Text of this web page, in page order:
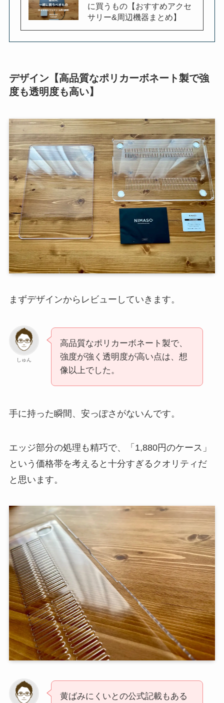
に買うもの【おすすめアクセ
サリー&周辺機器まとめ】
デザイン【高品質なポリカーボネート製で強
度も透明度も高い】
まずデザインからレビューしていきます。
しゅん
高品質なポリカーボネート製で、
強度が強く透明度が高い点は、想
像以上でした。
手に持った瞬間、安っぽさがないんです。
エッジ部分の処理も精巧で、「1,880円のケース」
という価格帯を考えると十分すぎるクオリティだ
と思います。
黄ばみにくいとの公式記載もある